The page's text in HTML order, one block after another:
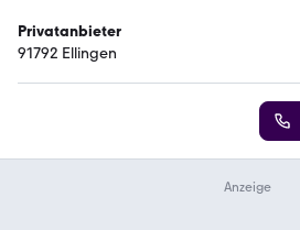
Privatanbieter
91792 Ellingen